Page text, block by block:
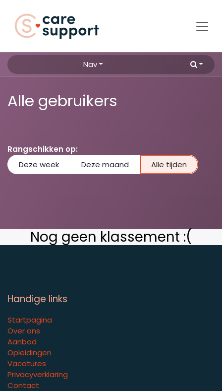
Nav
Alle gebruikers
Rangschikken op:
Deze week
Deze maand Alle tijden
Nog geen klassement :(
Handige links
Startpagina
Over ons
Aanbod
Opleidingen
Vacatures
Privacyverklaring
Contact